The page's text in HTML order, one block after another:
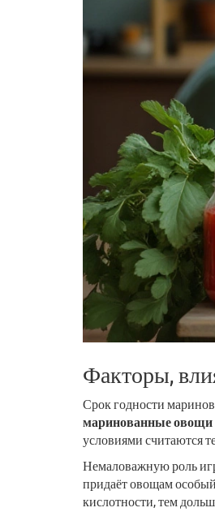
Факторы,
Срок годности
маринованные овощи
условиями считаются
Немаловажную роль
придаёт овощам
кислотности, тем